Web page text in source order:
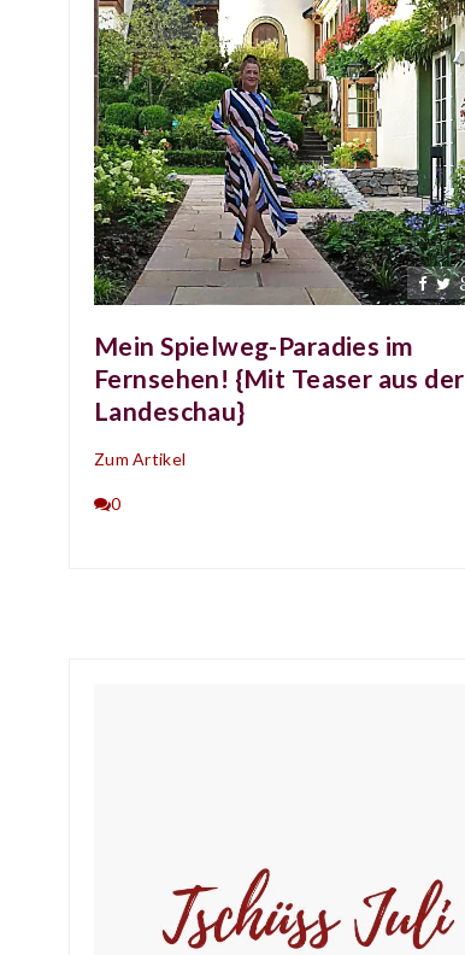
Mein Spielweg-Paradies im
Fernsehen! {Mit Teaser aus der
Landeschau}
Zum Artikel
0